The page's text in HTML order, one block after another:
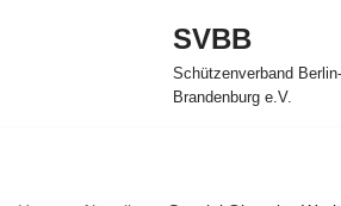
SVBB
Schützenverband Berlin-
Brandenburg e.V.